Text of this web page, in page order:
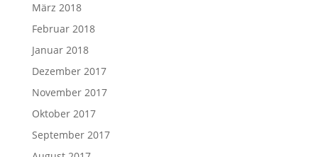
März 2018
Februar 2018
Januar 2018
Dezember 2017
November 2017
Oktober 2017
September 2017